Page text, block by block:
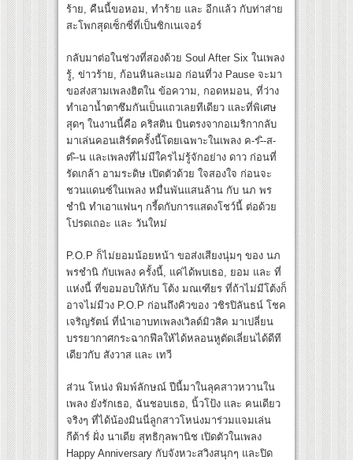
ร้าย, คืนนี้ขอหอม, ทำร้าย และ อีกแล้ว กับท่าส่าย
สะโพกสุดเซ็กซี่ที่เป็นซิกเนเจอร์
กลับมาต่อในช่วงที่สองด้วย Soul After Six ในเพลง
รู้, ข่าวร้าย, ก้อนหินละเมอ ก่อนที่วง Pause จะมา
ขอส่งสามเพลงฮิตใน ข้อความ, กอดหมอน, ที่ว่าง
ทำเอาน้ำตาซึมกันเป็นแถวเลยทีเดียว และที่พิเศษ
สุดๆ ในงานนี้คือ คริสติน บินตรงจากอเมริกากลับ
มาเล่นคอนเสิร์ตครั้งนี้โดยเฉพาะในเพลง ค-ร-ิ-ส-
ต-ิ-น และเพลงที่ไม่มีใครไม่รู้จักอย่าง ดาว ก่อนที่
รัดเกล้า อามระดิษ เปิดตัวด้วย ใจสองใจ ก่อนจะ
ชวนแดนซ์ในเพลง หมื่นพันแสนล้าน กับ นภ พร
ชำนิ ทำเอาแฟนๆ กรี้ดกับการแสดงโชว์นี้ ต่อด้วย
โปรดเถอะ และ วันใหม่
P.O.P ก็ไม่ยอมน้อยหน้า ขอส่งเสียงนุ่มๆ ของ นภ
พรชำนิ กับเพลง ครั้งนี้, แค่ได้พบเธอ, ยอม และ ที่
แห่งนี้ ที่ขอมอบให้กับ โต้ง มณเฑียร ที่ถ้าไม่มีโต้งก็
อาจไม่มีวง P.O.P ก่อนถึงคิวของ วชิรปิลันธน์ โชค
เจริญรัตน์ ที่นำเอาบทเพลงเวิลด์มิวสิค มาเปลี่ยน
บรรยากาศกระฉากฟีลให้ได้หลอนหูตัดเลี่ยนได้ดีที
เดียวกับ สังวาส และ เทวี
ส่วน โหน่ง พิมพ์ลักษณ์ ปีนี้มาในลุคสาวหวานใน
เพลง ยังรักเธอ, ฉันชอบเธอ, นิ้วโป้ง และ คนเดียว
จริงๆ ที่ได้น้องมินนี่ลูกสาวโหน่งมาร่วมแจมเล่น
กีต้าร์ ฝั่ง นาเดีย สุทธิกุลพานิช เปิดตัวในเพลง
Happy Anniversary กับจังหวะสวิงสนุกๆ และปิด